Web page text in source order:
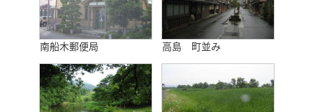
南船木郵便局 高島 町並み